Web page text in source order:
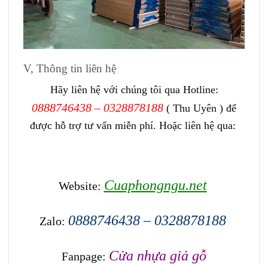
V, Thông tin liên hệ
Hãy liên hệ với chúng tôi qua Hotline:
0888746438 – 0328878188 ( Thu Uyên ) để
được hỗ trợ tư vấn miễn phí. Hoặc liên hệ qua:
Website: Cuaphongngu.net
Zalo: 0888746438 – 0328878188
Fanpage: Cửa nhựa giả gỗ